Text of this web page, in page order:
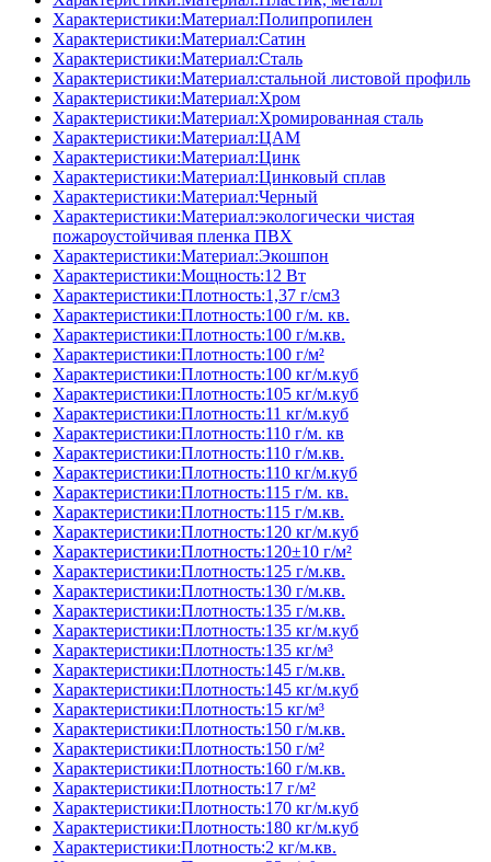
Характеристики:Материал:Полипропилен
Характеристики:Материал:Сатин
Характеристики:Материал:Сталь
Характеристики:Материал:стальной листовой профиль
Характеристики:Материал:Хром
Характеристики:Материал:Хромированная сталь
Характеристики:Материал:ЦАМ
Характеристики:Материал:Цинк
Характеристики:Материал:Цинковый сплав
Характеристики:Материал:Черный
Характеристики:Материал:экологически чистая
пожароустойчивая пленка ПВХ
Характеристики:Материал:Экошпон
Характеристики:Мощность:12 Вт
Характеристики:Плотность:1,37 г/см3
Характеристики:Плотность:100 г/м. кв.
Характеристики:Плотность:100 г/м.кв.
Характеристики:Плотность:100 г/м²
Характеристики:Плотность:100 кг/м.куб
Характеристики:Плотность:105 кг/м.куб
Характеристики:Плотность:11 кг/м.куб
Характеристики:Плотность:110 г/м. кв
Характеристики:Плотность:110 г/м.кв.
Характеристики:Плотность:110 кг/м.куб
Характеристики:Плотность:115 г/м. кв.
Характеристики:Плотность:115 г/м.кв.
Характеристики:Плотность:120 кг/м.куб
Характеристики:Плотность:120±10 г/м²
Характеристики:Плотность:125 г/м.кв.
Характеристики:Плотность:130 г/м.кв.
Характеристики:Плотность:135 г/м.кв.
Характеристики:Плотность:135 кг/м.куб
Характеристики:Плотность:135 кг/м³
Характеристики:Плотность:145 г/м.кв.
Характеристики:Плотность:145 кг/м.куб
Характеристики:Плотность:15 кг/м³
Характеристики:Плотность:150 г/м.кв.
Характеристики:Плотность:150 г/м²
Характеристики:Плотность:160 г/м.кв.
Характеристики:Плотность:17 г/м²
Характеристики:Плотность:170 кг/м.куб
Характеристики:Плотность:180 кг/м.куб
Характеристики:Плотность:2 кг/м.кв.